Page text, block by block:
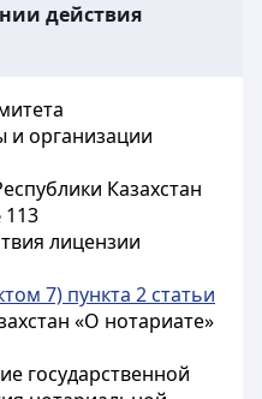
действия
и организации
Казахстан
113
лицензии
7) пункта 2 статьи
«О нотариате»
государственной